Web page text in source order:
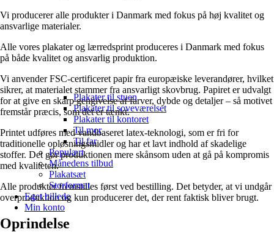
Plakater til stuen
Plakater til soveværelset
Plakater til kontoret
Til mor
Til far
Populært
Månedens tilbud
Plakatsæt
Storformat
Eget billede
Min konto
Vi producerer alle produkter i Danmark med fokus på høj kvalitet og
ansvarlige materialer.
Alle vores plakater og lærredsprint produceres i Danmark med fokus
på både kvalitet og ansvarlig produktion.
Vi anvender FSC-certificeret papir fra europæiske leverandører, hvilket
sikrer, at materialet stammer fra ansvarligt skovbrug. Papiret er udvalgt
for at give en skarp gengivelse af farver, dybde og detaljer – så motivet
fremstår præcis, som det er tænkt.
Printet udføres med vandbaseret latex-teknologi, som er fri for
traditionelle opløsningsmidler og har et lavt indhold af skadelige
stoffer. Det gør produktionen mere skånsom uden at gå på kompromis
med kvaliteten.
Alle produkter fremstilles først ved bestilling. Det betyder, at vi undgår
overproduktion og kun producerer det, der rent faktisk bliver brugt.
Oprindelse